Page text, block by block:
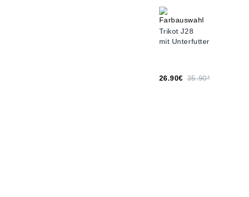
Trikot J28
mit Unterfutter
26.90€ 35.90*